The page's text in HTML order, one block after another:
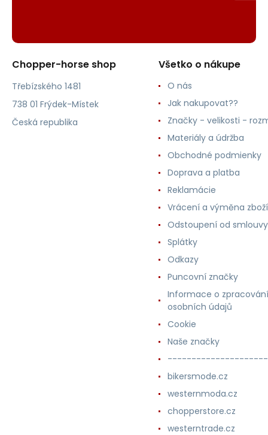
Chopper-horse shop
Třebízského 1481
738 01 Frýdek-Místek
Česká republika
Všetko o nákupe
O nás
Jak nakupovat??
Značky - velikosti -
Materiály a údržba
Obchodné podmienky
Doprava a platba
Reklamácie
Vrácení a výměna zboží
Odstoupení od smlouvy
Splátky
Odkazy
Puncovní značky
Informace o zpracování
osobních údajů
Cookie
Naše značky
bikersmode.cz
westernmoda.cz
chopperstore.cz
westerntrade.cz